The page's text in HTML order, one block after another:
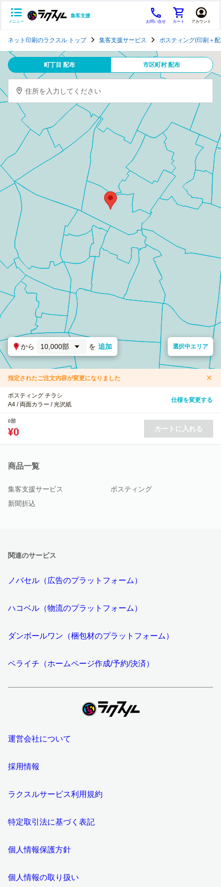
メニュー
集客支援
お問い合せ カート アカウント
テ
ン
グ
ネット印刷のラクスル トップ 集客支援サービス ポスティング(印刷＋
町丁目 配布 市区町村 配布
住所を入力してください
から 10,000部 を 追加 選択中エリア
指定されたご注文内容が変更になりました
ポスティング チラシ
A4 / 両面カラー / 光沢紙
仕様を変更する
0部
¥0 カートに入れる
商品一覧
集客支援サービス
ポスティング
新聞折込
関連のサービス
ノバセル（広告のプラットフォーム）
ハコベル（物流のプラットフォーム）
ダンボールワン（梱包材のプラットフォーム）
ペライチ（ホームページ作成/予約/決済）
運営会社について
採用情報
ラクスルサービス利用規約
特定取引法に基づく表記
個人情報保護方針
個人情報の取り扱い